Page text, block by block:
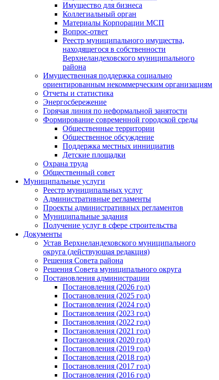
Имущество для бизнеса
Коллегиальный орган
Материалы Корпорации МСП
Вопрос-ответ
Реестр муниципального имущества,
находящегося в собственности
Верхнеландеховского муниципального
района
Имущественная поддержка социально
ориентированным некоммерческим организациям
Отчеты и статистика
Энергосбережение
Горячая линия по неформальной занятости
Формирование современной городской среды
Общественные территории
Общественное обсуждение
Поддержка местных иннициатив
Детские площадки
Охрана труда
Общественный совет
Муниципальные услуги
Реестр муниципальных услуг
Административные регламенты
Проекты административных регламентов
Муниципальные задания
Получение услуг в сфере строительства
Документы
Устав Верхнеландеховского муниципального
округа (действующая редакция)
Решения Совета района
Решения Совета муниципального округа
Постановления администрации
Постановления (2026 год)
Постановления (2025 год)
Постановления (2024 год)
Постановления (2023 год)
Постановления (2022 год)
Постановления (2021 год)
Постановления (2020 год)
Постановления (2019 год)
Постановления (2018 год)
Постановления (2017 год)
Постановления (2016 год)